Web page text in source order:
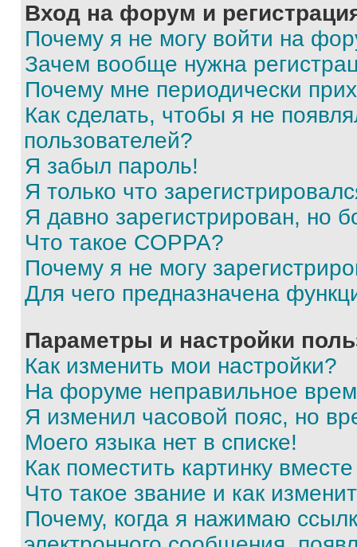
Вход на форум и
Почему я не могу войти на
Зачем вообще нужна
Почему мне периодически
Как сделать, чтобы я не
пользователей?
Я забыл пароль!
Я только что
Я давно зарегистрирован, но
Что такое COPPA?
Почему я не могу
Для чего предназначена
Параметры и настройки
Как изменить мои настройки?
На форуме неправильное
Я изменил часовой пояс, но
Моего языка нет в списке!
Как поместить картинку
Что такое звание и как
Почему, когда я нажимаю